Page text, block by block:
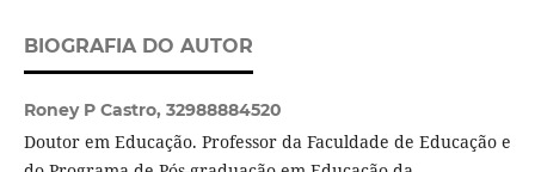
BIOGRAFIA DO AUTOR
Roney P Castro, 32988884520
Doutor em Educação. Professor da Faculdade de Educação e